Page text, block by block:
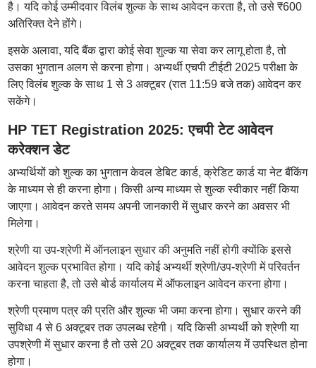
है। यदि कोई उम्मीदवार विलंब शुल्क के साथ आवेदन करता है, तो उसे ₹600
अतिरिक्त देने होंगे।
इसके अलावा, यदि बैंक द्वारा कोई सेवा शुल्क या सेवा कर लागू होता है, तो
उसका भुगतान अलग से करना होगा। अभ्यर्थी एचपी टीईटी 2025 परीक्षा के
लिए विलंब शुल्क के साथ 1 से 3 अक्टूबर (रात 11:59 बजे तक) आवेदन कर
सकेंगे।
HP TET Registration 2025: एचपी टेट आवेदन
करेक्शन डेट
अभ्यर्थियों को शुल्क का भुगतान केवल डेबिट कार्ड, क्रेडिट कार्ड या नेट बैंकिंग
के माध्यम से ही करना होगा। किसी अन्य माध्यम से शुल्क स्वीकार नहीं किया
जाएगा। आवेदन करते समय अपनी जानकारी में सुधार करने का अवसर भी
मिलेगा।
श्रेणी या उप-श्रेणी में ऑनलाइन सुधार की अनुमति नहीं होगी क्योंकि इससे
आवेदन शुल्क प्रभावित होगा। यदि कोई अभ्यर्थी श्रेणी/उप-श्रेणी में परिवर्तन
करना चाहता है, तो उसे बोर्ड कार्यालय में ऑफलाइन आवेदन करना होगा।
श्रेणी प्रमाण पत्र की प्रति और शुल्क भी जमा करना होगा। सुधार करने की
सुविधा 4 से 6 अक्टूबर तक उपलब्ध रहेगी। यदि किसी अभ्यर्थी को श्रेणी या
उपश्रेणी में सुधार करना है तो उसे 20 अक्टूबर तक कार्यालय में उपस्थित होना
होगा।